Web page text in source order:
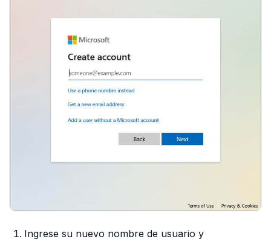
Ingrese su nuevo nombre de usuario y